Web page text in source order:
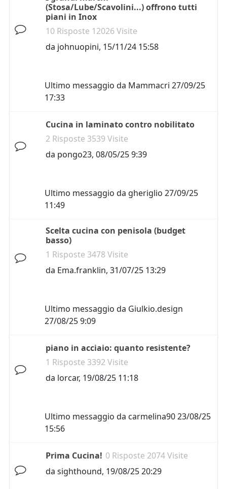
(Stosa/Lube/Scavolini...) offrono tutti
piani in Inox
10 Risposte 12026 Visite
da johnuopini, 15/11/24 15:58
Ultimo messaggio da Mammacri 27/09/25
17:33
Cucina in laminato contro nobilitato
2 Risposte 3539 Visite
da pongo23, 08/05/25 9:39
Ultimo messaggio da gheriglio 27/09/25
11:49
Scelta cucina con penisola (budget
basso)
1 Risposte 3478 Visite
da Ema.franklin, 31/07/25 13:29
Ultimo messaggio da Giulkio.design
27/08/25 9:09
piano in acciaio: quanto resistente?
1 Risposte 3392 Visite
da lorcar, 19/08/25 11:18
Ultimo messaggio da carmelina9023/08/25
15:56
Prima Cucina! 0 Risposte 2074 Visite
da sighthound, 19/08/25 20:29